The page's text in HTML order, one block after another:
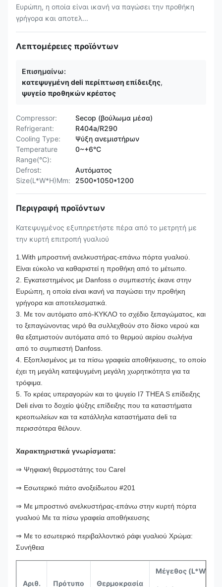
Ευρώπη, η οποία είναι ικανή να παγώσει την προθήκη
γρήγορα και αποτελ...
Λεπτομέρειες προϊόντων
Επισημαίνω:
κατεψυγμένη deli περίπτωση επίδειξης,
ψυγείο προθηκών κρέατος
Compressor:
Secop (βούλωμα μέσα)
Refrigerant:
R404a/R290
Cooling Type:
Ψύξη ανεμιστήρων
Temperature
Range(°C):
0~+6°C
Defrost:
Αυτόματος
Size(L*W*H)Mm:
2500*1050*1200
Περιγραφή προϊόντων
Κατεψυγμένος εξυπηρετήστε πέρα από το μετρητή με
την κυρτή επιτροπή γυαλιού
1.With μπροστινή ανελκυστήρας-επάνω πόρτα γυαλιού.
Είναι εύκολο να καθαριστεί η προθήκη από το μέτωπο.
2. Εγκατεστημένος με Danfoss ο συμπιεστής έκανε στην
Ευρώπη, η οποία είναι ικανή να παγώσει την προθήκη
γρήγορα και αποτελεσματικά.
3. Με τον αυτόματο από-ΚΥΚΛΟ το σχέδιο ξεπαγώματος, και
το ξεπαγώνοντας νερό θα συλλεχθούν στο δίσκο νερού και
θα εξατμιστούν αυτόματα από το θερμού αερίου σωλήνα
από το συμπιεστή Danfoss.
4. Εξοπλισμένος με τα πίσω γραφεία αποθήκευσης, το οποίο
έχει τη μεγάλη κατεψυγμένη μεγάλη χωρητικότητα για τα
τρόφιμα.
5. Το κρέας υπεραγορών και το ψυγείο I7 THEA S επίδειξης
Deli είναι το δοχείο ψύξης επίδειξης που τα καταστήματα
κρεοπωλείων και τα κατάλληλα καταστήματα deli τα
περισσότερα θέλουν.
Χαρακτηριστικά γνωρίσματα:
⇒ Ψηφιακή θερμοστάτης του Carel
⇒ Εσωτερικό πιάτο ανοξείδωτου #201
⇒ Με μπροστινό ανελκυστήρας-επάνω στην κυρτή πόρτα
γυαλιού Με τα πίσω γραφεία αποθήκευσης
⇒ Με το εσωτερικό περιβαλλοντικό ράφι γυαλιού Χρώμα:
Συνήθεια
Αριθ. Πρότυπο Θερμοκρασία
Μέγεθος (L*W*H)